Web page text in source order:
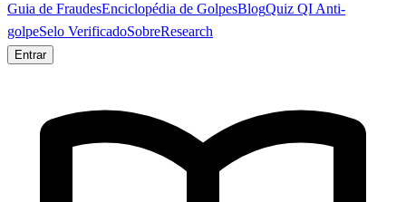
Guia de FraudesEnciclopédia de GolpesBlogQuiz QI Anti-
golpeSelo VerificadoSobreResearch
Entrar